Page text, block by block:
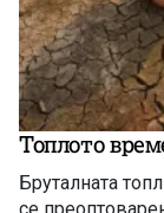
Топлото
Бруталната
се преоптоварени од климатската криза,